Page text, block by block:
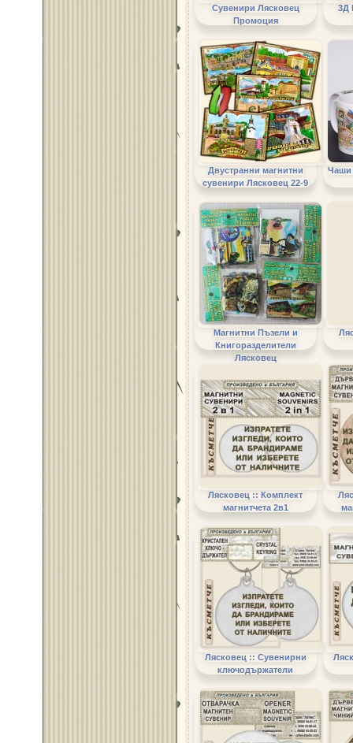
Сувенири Лясковец
Промоция
3Д
Двустранни магнитни
сувенири Лясковец 22-9
Чаши
Магнитни Пъзели и
Книгоразделители
Лясковец
Лясковец :: Комплект
магнитчета 2в1
Лясковец :: Сувенирни
ключодържатели